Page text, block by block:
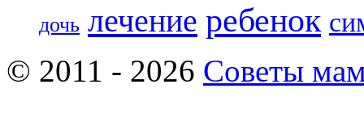
дочь лечение ребенок
© 2011 - 2026 Советы